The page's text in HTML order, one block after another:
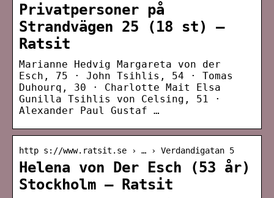
Privatpersoner på
Strandvägen 25 (18 st) –
Ratsit
Marianne Hedvig Margareta von der
Esch, 75 · John Tsihlis, 54 · Tomas
Duhourq, 30 · Charlotte Mait Elsa
Gunilla Tsihlis von Celsing, 51 ·
Alexander Paul Gustaf …
http s://www.ratsit.se › … › Verdandigatan 5
Helena von Der Esch (53 år)
Stockholm – Ratsit